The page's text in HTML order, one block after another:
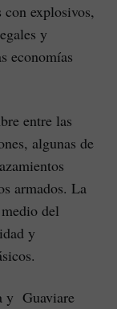
con explosivos,
y
economías
entre las
algunas de
armados. La
del
y
y Guaviare